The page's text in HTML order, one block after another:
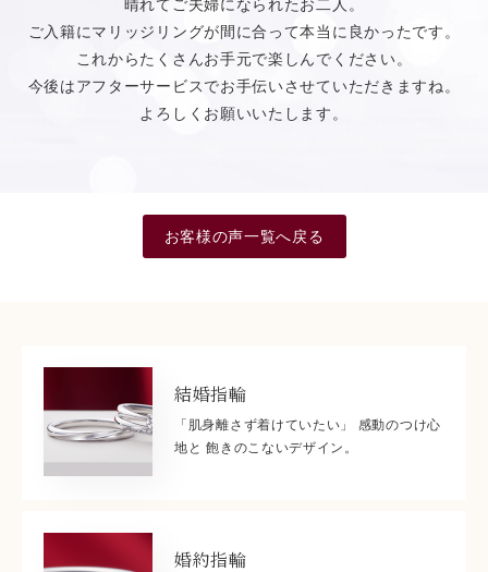
晴れてご夫婦になられたお二人。
ご入籍にマリッジリングが間に合って本当に良かったです。
これからたくさんお手元で楽しんでください。
今後はアフターサービスでお手伝いさせていただきますね。
よろしくお願いいたします。
お客様の声一覧へ戻る
結婚指輪
「肌身離さず着けていたい」 感動のつけ心
地と 飽きのこないデザイン。
婚約指輪